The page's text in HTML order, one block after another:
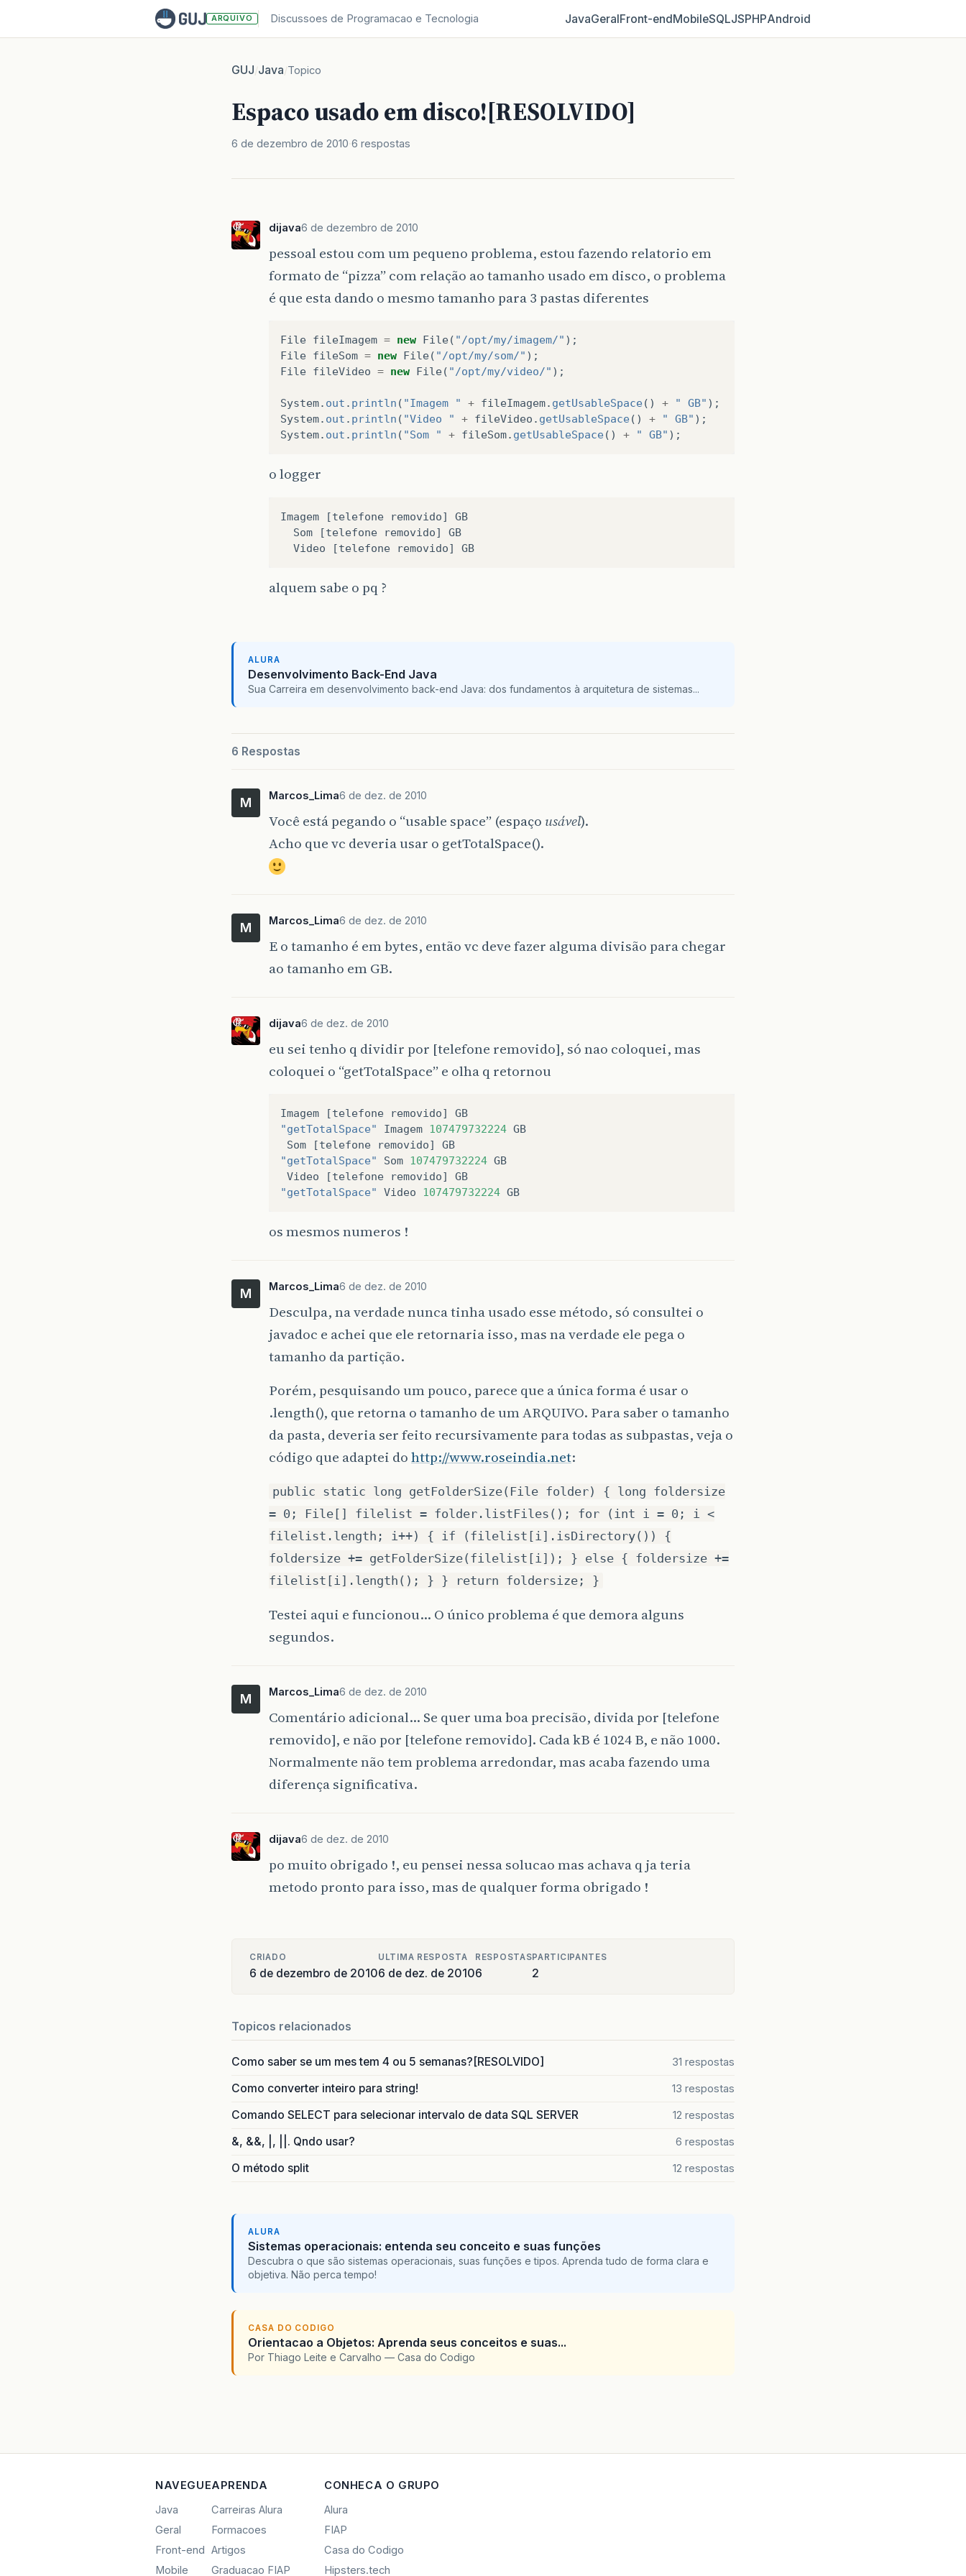
ARQUIVO Discussoes de Programacao e Tecnologia JavaGeralFront‑endMobileSQLJSPHPAndroid
GUJ/Java/Topico
Espaco usado em disco![RESOLVIDO]
6 de dezembro de 2010 6 respostas
dijava6 de dezembro de 2010
pessoal estou com um pequeno problema, estou fazendo relatorio em
formato de “pizza” com relação ao tamanho usado em disco, o problema
é que esta dando o mesmo tamanho para 3 pastas diferentes
File fileImagem = new File( "/opt/my/imagem/" );
File fileSom = new File( "/opt/my/som/" );
File fileVideo = new File( "/opt/my/video/" );
System. out . println ( "Imagem " + fileImagem. getUsableSpace() + " GB" );
System. out . println ( "Video " + fileVideo . getUsableSpace() + " GB" );
System. out . println ( "Som " + fileSom. getUsableSpace() + " GB" );
o logger
Imagem [telefone removido]
GB
Som
[telefone removido]
GB
Video
[telefone removido] GB
alquem sabe o pq ?
ALURA
Desenvolvimento Back-End Java
Sua Carreira em desenvolvimento back-end Java: dos fundamentos à arquitetura de sistemas...
6 Respostas
M Marcos_Lima6 de dez. de 2010
Você está pegando o “usable space” (espaço usável).
Acho que vc deveria usar o getTotalSpace().
M Marcos_Lima6 de dez. de 2010
E o tamanho é em bytes, então vc deve fazer alguma divisão para chegar
ao tamanho em GB.
dijava6 de dez. de 2010
eu sei tenho q dividir por [telefone removido], só nao coloquei, mas
coloquei o “getTotalSpace” e olha q retornou
Imagem [telefone removido]
GB
"getTotalSpace"
Imagem 107479732224 GB
Som
[telefone removido]
GB
"getTotalSpace"
Som 107479732224 GB
Video
[telefone removido]
GB
"getTotalSpace"
Video 107479732224 GB
os mesmos numeros !
M Marcos_Lima6 de dez. de 2010
Desculpa, na verdade nunca tinha usado esse método, só consultei o
javadoc e achei que ele retornaria isso, mas na verdade ele pega o
tamanho da partição.
Porém, pesquisando um pouco, parece que a única forma é usar o
.length(), que retorna o tamanho de um ARQUIVO. Para saber o tamanho
da pasta, deveria ser feito recursivamente para todas as subpastas, veja o
código que adaptei dohttp://www.roseindia.net:
public static long getFolderSize(File folder) { long foldersize
= 0; File[] filelist = folder.listFiles(); for (int i = 0; i <
filelist.length; i++) { if (filelist[i].isDirectory()) {
foldersize += getFolderSize(filelist[i]); } else { foldersize +=
filelist[i].length(); } } return foldersize; }
Testei aqui e funcionou… O único problema é que demora alguns
segundos.
M Marcos_Lima6 de dez. de 2010
Comentário adicional… Se quer uma boa precisão, divida por [telefone
removido], e não por [telefone removido]. Cada kB é 1024 B, e não 1000.
Normalmente não tem problema arredondar, mas acaba fazendo uma
diferença significativa.
dijava6 de dez. de 2010
po muito obrigado !, eu pensei nessa solucao mas achava q ja teria
metodo pronto para isso, mas de qualquer forma obrigado !
CRIADO
6 de dezembro de 2010
ULTIMA RESPOSTA
6 de dez. de 2010
RESPOSTAS
6
PARTICIPANTES
2
Topicos relacionados
Como saber se um mes tem 4 ou 5 semanas?[RESOLVIDO] 31 respostas
Como converter inteiro para string! 13 respostas
Comando SELECT para selecionar intervalo de data SQL SERVER 12 respostas
&, &&, |, ||. Qndo usar? 6 respostas
O método split 12 respostas
ALURA
Sistemas operacionais: entenda seu conceito e suas funções
Descubra o que são sistemas operacionais, suas funções e tipos. Aprenda tudo de forma clara e
objetiva. Não perca tempo!
CASA DO CODIGO
Orientacao a Objetos: Aprenda seus conceitos e suas...
Por Thiago Leite e Carvalho — Casa do Codigo
NAVEGUE
Java
Geral
Front-end
Mobile
APRENDA
Carreiras Alura
Formacoes
Artigos
Graduacao FIAP
CONHECA O GRUPO
Alura
FIAP
Casa do Codigo
Hipsters.tech